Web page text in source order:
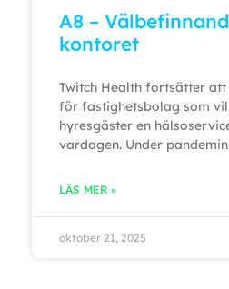
A8 –
kontoret
Twitch Health fortsätter
för fastighetsbolag som
hyresgäster en
vardagen. Under
LÄS MER »
oktober 21, 2025